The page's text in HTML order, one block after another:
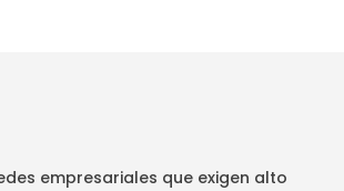
empresariales que exigen alto